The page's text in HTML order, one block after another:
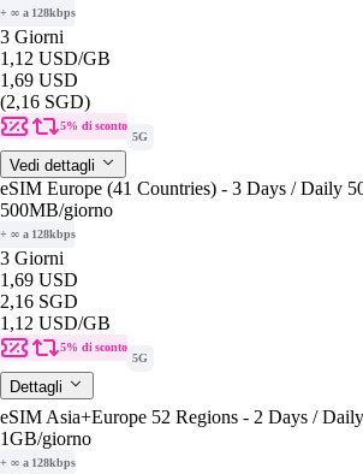
+ ∞ a 128kbps
3 Giorni
1,12 USD/GB
1,69 USD
(2,16 SGD)
5% di sconto
5G
Vedi dettagli
eSIM Europe (41 Countries) - 3 Days / Daily
500MB/giorno
+ ∞ a 128kbps
3 Giorni
1,69 USD
2,16 SGD
1,12 USD/GB
5% di sconto
5G
Dettagli
eSIM Asia+Europe 52 Regions - 2 Days /
1GB/giorno
+ ∞ a 128kbps